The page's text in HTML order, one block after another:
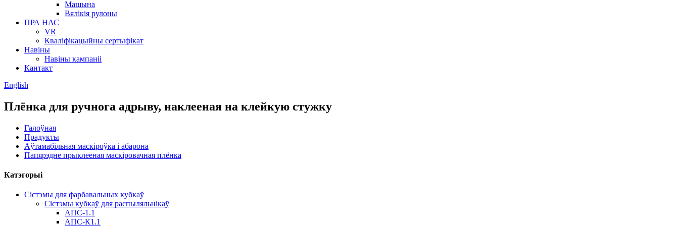
Машына
Вялікія рулоны
ПРА НАС
VR
Кваліфікацыйны сертыфікат
Навіны
Навіны кампаніі
Кантакт
English
Плёнка для ручнога адрыву, наклееная на клейкую стужку
Галоўная
Прадукты
Аўтамабільная маскіроўка і абарона
Папярэдне прыклееная маскіровачная плёнка
Катэгорыі
Сістэмы для фарбавальных кубкаў
Сістэмы кубкаў для распыляльнікаў
АПС-1.1
АПС-К1.1